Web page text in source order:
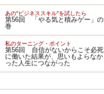
あの"ビジネススキル"を試したら
第56回 「やる気と積みゲー」の
巻
私のターニング・ポイント
第56回 自信がないからこそ必死
に働いた結果が、思いもよらなか
った人生につながった